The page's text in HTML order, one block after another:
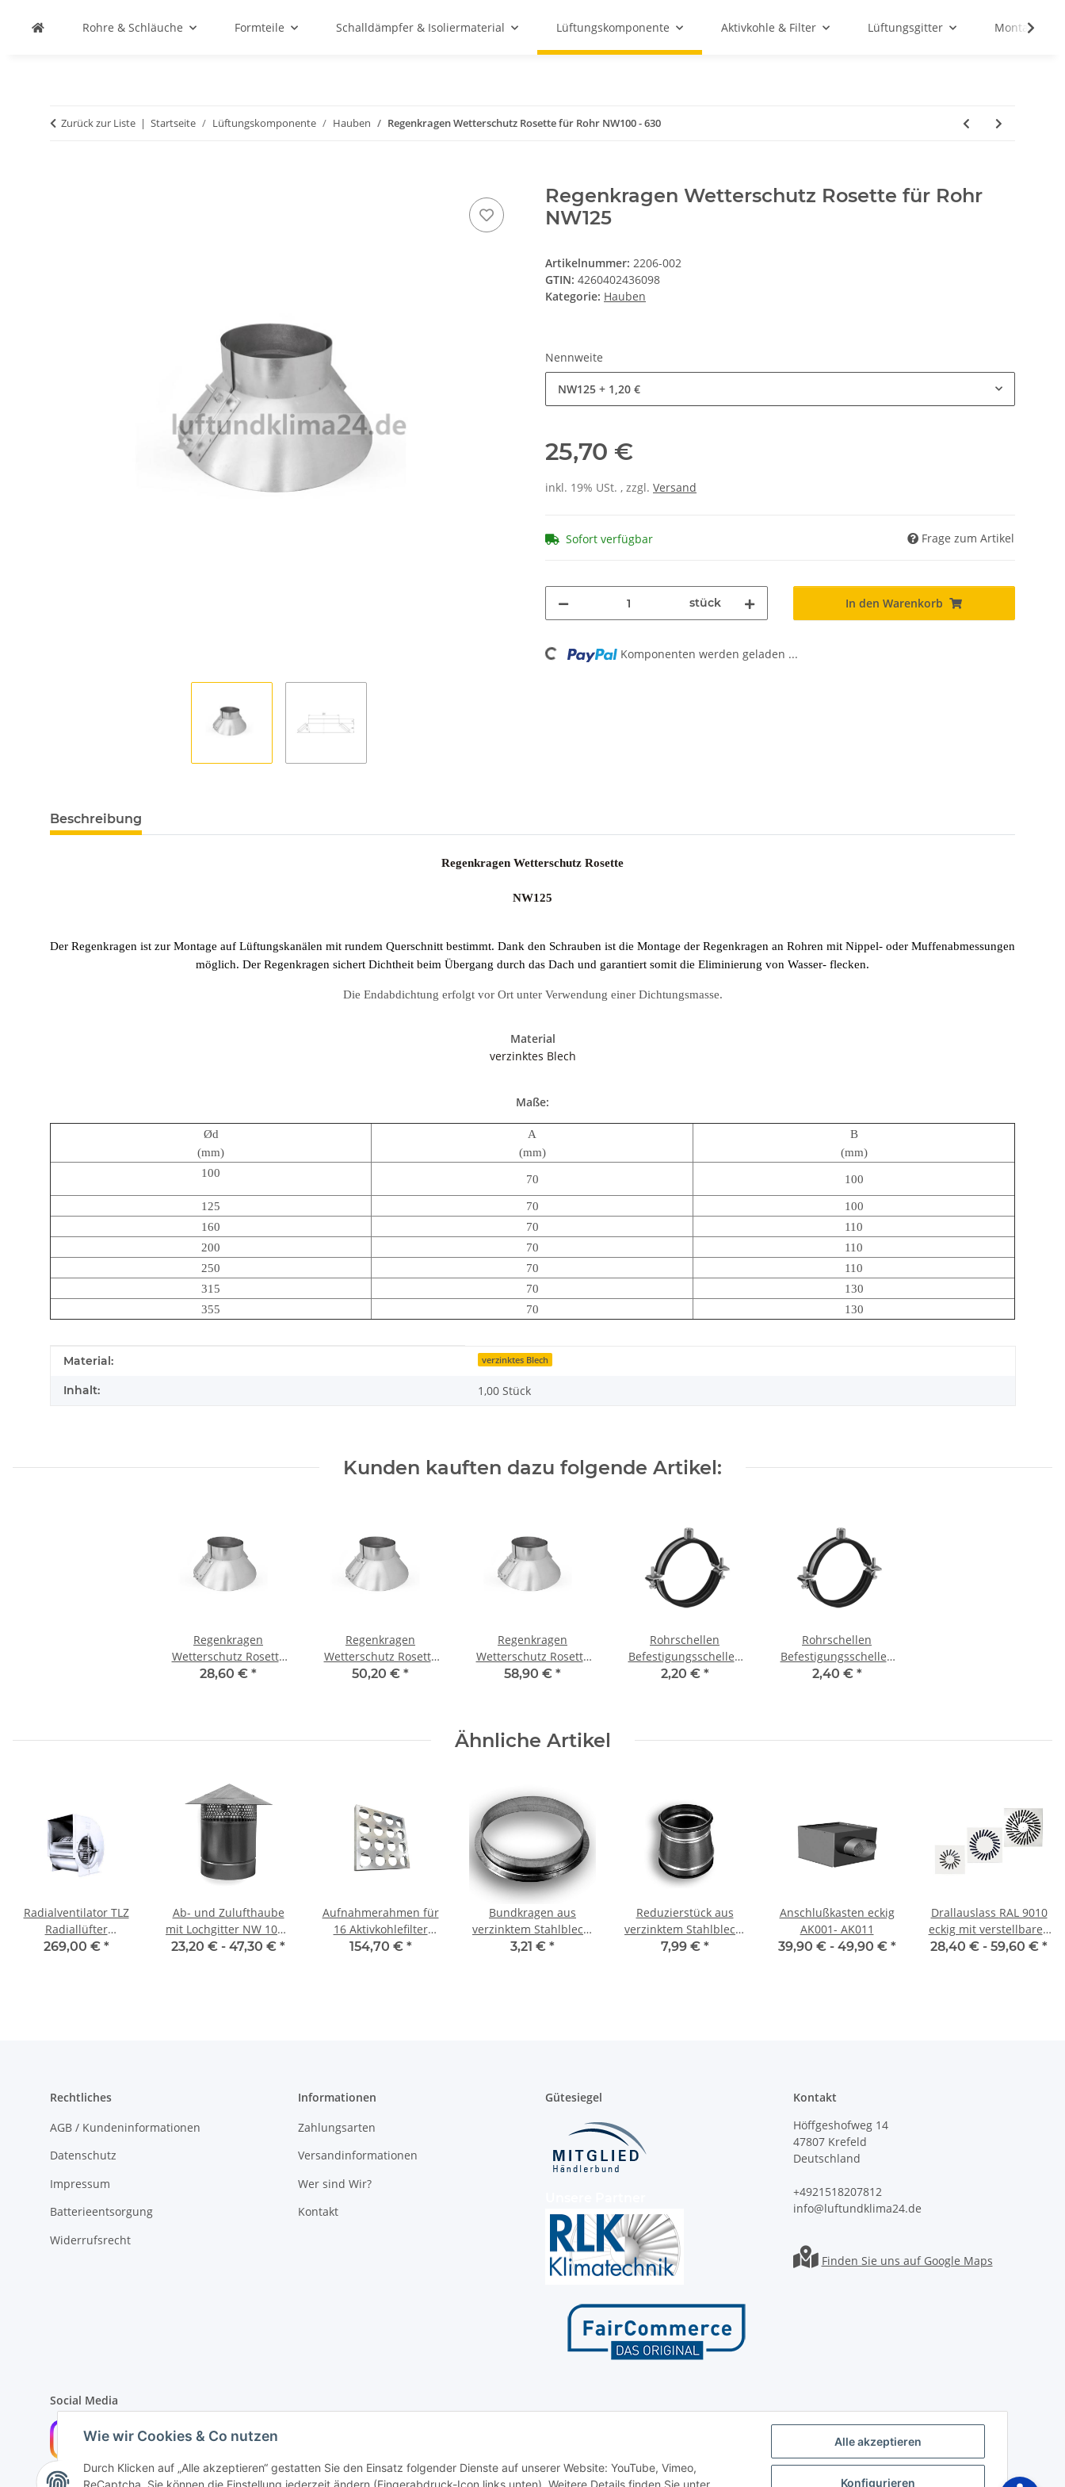
Alle akzeptieren
Konfigurieren
Wie wir Cookies & Co nutzen
Durch Klicken auf „Alle akzeptieren“ gestatten Sie den Einsatz folgender Dienste auf unserer Website: YouTube, Vimeo,
Rohre & Schläuche Formteile Schalldämpfer & Isoliermaterial Lüftungskomponente Aktivkohle & Filter Lüftungsgitter
Zurück zur Liste Startseite Lüftungskomponente Hauben Regenkragen Wetterschutz Rosette für Rohr NW100 - 630
Regenkragen Wetterschutz Rosette für Rohr
NW125
Artikelnummer: 2206-002
GTIN: 4260402436098
Kategorie: Hauben
Nennweite
NW125 + 1,20 €
25,70 €
inkl. 19% USt. , zzgl. Versand
Sofort verfügbar Frage zum Artikel
stück In den Warenkorb
Loading... Komponenten werden geladen ...
Beschreibung
Regenkragen Wetterschutz Rosette
NW125
Der Regenkragen ist zur Montage auf Lüftungskanälen mit rundem Querschnitt bestimmt. Dank den Schrauben ist die Montage der Regenkragen an Rohren mit Nippel- oder Muffenabmessungen
möglich. Der Regenkragen sichert Dichtheit beim Übergang durch das Dach und garantiert somit die Eliminierung von Wasser- flecken.
Die Endabdichtung erfolgt vor Ort unter Verwendung einer Dichtungsmasse.
Material
verzinktes Blech
Maße:
Ød
(mm)
A
(mm)
B
(mm)
100
70 100
125 70
100
160
70
110
200
70
110
250
70
110
315
70
130
355
70 130
Produkteigenschaft
Wert
Material: verzinktes Blech
Inhalt: 1,00 Stück
Kunden kauften dazu folgende Artikel:
Regenkragen
Wetterschutz Rosette
für Rohr NW160
28,60 € *
Regenkragen
Wetterschutz Rosette
für Rohr NW315
50,20 € *
Regenkragen
Wetterschutz Rosette
für Rohr NW355
58,90 € *
Rohrschellen
Befestigungsschellen
mit Gummieinlage DN
2,20 € *
Rohrschellen
Befestigungsschellen
mit Gummieinlage DN
2,40 € *
Ähnliche Artikel
Radialventilator TLZ
Radiallüfter
Radialgebläse Lüfter
269,00 € *
Ab- und Zulufthaube
mit Lochgitter NW 100 -
400 mm
23,20 € - 47,30 € *
Aufnahmerahmen für
16 Aktivkohlefilter
145/450, 610 x 610 x 70
154,70 € *
Bundkragen aus
verzinktem Stahlblech,
ohne Dichtung, Ø 100-
3,21 € *
Reduzierstück aus
verzinktem Stahlblech,
symmetrisch, mit
7,99 € *
Anschlußkasten eckig
AK001- AK011
39,90 € - 49,90 € *
Drallauslass RAL 9010
eckig mit verstellbaren
Lamellen VDW 400-625
28,40 € - 59,60 € *
Rechtliches
AGB / Kundeninformationen
Datenschutz
Impressum
Batterieentsorgung
Widerrufsrecht
Informationen
Zahlungsarten
Versandinformationen
Wer sind Wir?
Kontakt
Gütesiegel
Kontakt
Höffgeshofweg 14
47807 Krefeld
Deutschland
+4921518207812
info@luftundklima24.de
Finden Sie uns auf Google Maps
Social Media